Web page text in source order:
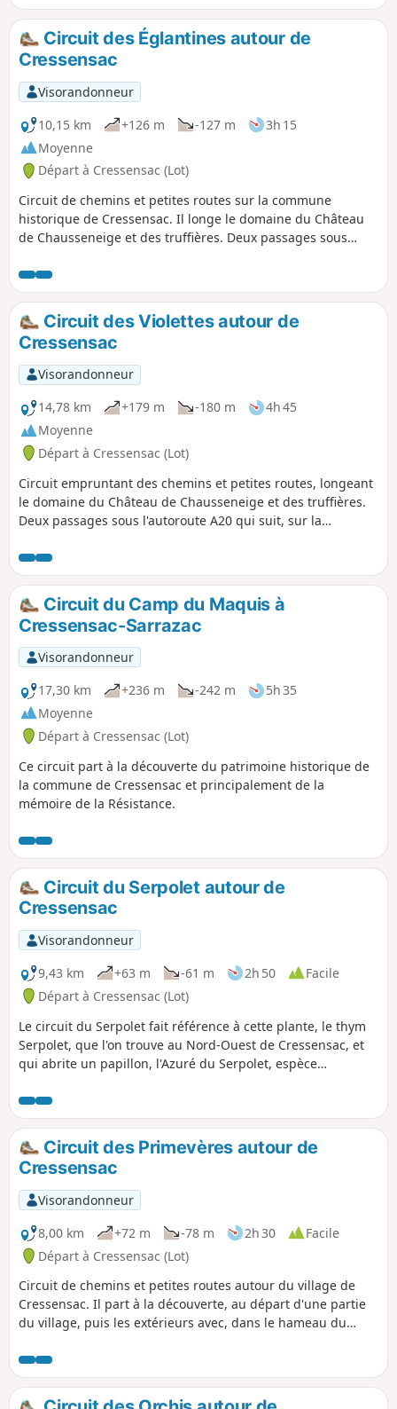
au XIIe siècle, en style Renaissance. Un presbytère au cœur
du village. En 1789, la paroisse devient une commune,
après avoir fait partie de la Vicomté de Turenne au IXe
siècle.
Circuit des Églantines autour de
Cressensac
Visorandonneur
10,15 km
+126 m -127 m
3h 15
Moyenne
Départ à Cressensac (Lot)
Circuit de chemins et petites routes sur la commune
historique de Cressensac. Il longe le domaine du Château
de Chausseneige et des truffières. Deux passages sous
Rivière l'Orupt, aujourd'hui, souterraine suite à un
tremblement de terre au XVe siècle.
Circuit des Violettes autour de
Cressensac
Visorandonneur
14,78 km
+179 m -180 m
4h 45
Moyenne
Départ à Cressensac (Lot)
Circuit empruntant des chemins et petites routes, longeant
le domaine du Château de Chausseneige et des truffières.
Deux passages sous l'autoroute A20 qui suit, sur la
souterraine suite à un tremblement de terre au XVème
siècle.
Circuit du Camp du Maquis à
Cressensac-Sarrazac
Visorandonneur
17,30 km
+236 m -242 m
5h 35
Moyenne
Départ à Cressensac (Lot)
Ce circuit part à la découverte du patrimoine historique de
la commune de Cressensac et principalement de la
mémoire de la Résistance.
Circuit du Serpolet autour de
Cressensac
Visorandonneur
9,43 km
+63 m -61 m 2h 50
Facile
Départ à Cressensac (Lot)
Le circuit du Serpolet fait référence à cette plante, le thym
Serpolet, que l'on trouve au Nord-Ouest de Cressensac, et
qui abrite un papillon, l'Azuré du Serpolet, espèce
avec son four à pain et son puits, puis offre une vue sur le
château de Tersac.
Circuit des Primevères autour de
Cressensac
Visorandonneur
8,00 km
+72 m -78 m 2h 30
Facile
Départ à Cressensac (Lot)
Circuit de chemins et petites routes autour du village de
Cressensac. Il part à la découverte, au départ d'une partie
du village, puis les extérieurs avec, dans le hameau du
faible dénivelé.